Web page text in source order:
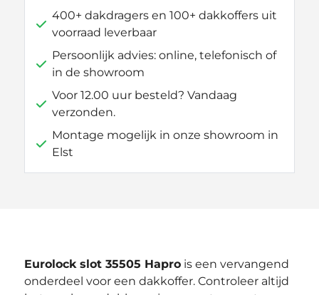
400+ dakdragers en 100+ dakkoffers uit
voorraad leverbaar
Persoonlijk advies: online, telefonisch of
in de showroom
Voor 12.00 uur besteld? Vandaag
verzonden.
Montage mogelijk in onze showroom in
Elst
Eurolock slot 35505 Hapro is een vervangend
onderdeel voor een dakkoffer. Controleer altijd